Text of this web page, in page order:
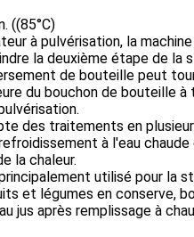
((85°C)
à pulvérisation, la
la deuxième étape de la
de bouteille peut
du bouchon de bouteille
des traitements en
à l'eau
la chaleur.
utilisé pour la
et légumes en conserve,
jus après remplissage à